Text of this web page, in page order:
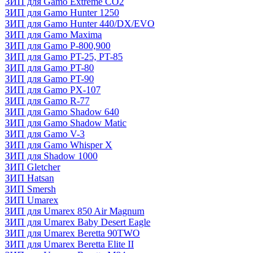
ЗИП для Gamo Hunter 1250
ЗИП для Gamo Hunter 440/DX/EVO
ЗИП для Gamo Maxima
ЗИП для Gamo P-800,900
ЗИП для Gamo PT-25, PT-85
ЗИП для Gamo PT-80
ЗИП для Gamo PT-90
ЗИП для Gamo PX-107
ЗИП для Gamo R-77
ЗИП для Gamo Shadow 640
ЗИП для Gamo Shadow Matic
ЗИП для Gamo V-3
ЗИП для Gamo Whisper X
ЗИП для Shadow 1000
ЗИП Gletcher
ЗИП Hatsan
ЗИП Smersh
ЗИП Umarex
ЗИП для Umarex 850 Air Magnum
ЗИП для Umarex Baby Desert Eagle
ЗИП для Umarex Beretta 90TWO
ЗИП для Umarex Beretta Elite II